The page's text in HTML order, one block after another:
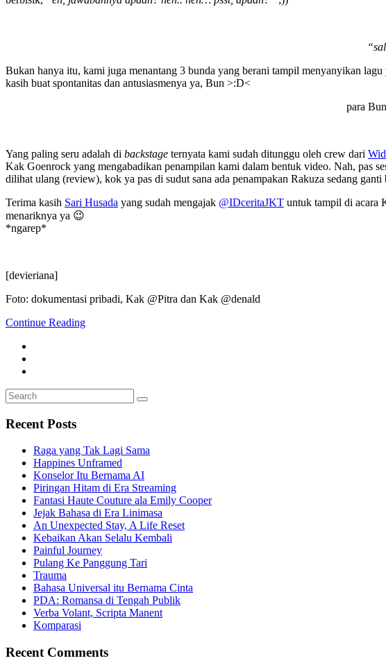
Bukan hanya itu, kami juga menantang 3 bunda yang berani tampil menyanyikan
kasih buat spontanitas dan antusiasmenya ya, Bun >:D<
para
Yang paling seru adalah di backstage ternyata kami sudah ditunggu oleh crew dari
Kak Goenrock yang mengabadikan penampilan kami dalam bentuk video. Nah, pas
dilihat ulang (review), kok ya pas di sudut sana ada penampakan Rakuza sedang
Terima kasih Sari Husada yang sudah mengajak @IDceritaJKT untuk tampil di acara
menariknya ya 😉
*ngarep*
[devieriana]
Foto: dokumentasi pribadi, Kak @Pitra dan Kak @denald
Continue Reading
Search
for:
Search
Recent Posts
Raga yang Tak Lagi Sama
Happines Unframed
Konselor Itu Bernama AI
Piringan Hitam di Era Streaming
Fantasi Haute Couture ala Emily Cooper
Jejak Bahasa di Era Linimasa
An Unexpected Stay, A Life Reset
Kebaikan Akan Selalu Kembali
Painful Journey
Pulang Ke Panggung Tari
Trauma
Bahasa Universal itu Bernama Cinta
PDA: Romansa di Tengah Publik
Verba Volant, Scripta Manent
Komparasi
Recent Comments